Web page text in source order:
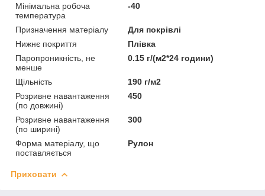
Мінімальна робоча
температура
-40
Призначення матеріалу
Для покрівлі
Нижнє покриття
Плівка
Паропроникність, не
менше
0.15 г/(м2*24 години)
Щільність
190 г/м2
Розривне навантаження
(по довжині)
450
Розривне навантаження
(по ширині)
300
Форма матеріалу, що
поставляється
Рулон
Приховати